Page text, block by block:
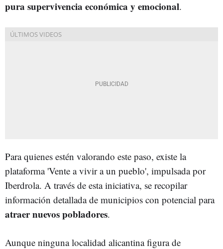
pura supervivencia económica y emocional.
Para quienes estén valorando este paso, existe la
plataforma 'Vente a vivir a un pueblo', impulsada por
Iberdrola. A través de esta iniciativa, se recopilar
información detallada de municipios con potencial para
atraer nuevos pobladores.
Aunque ninguna localidad alicantina figura de